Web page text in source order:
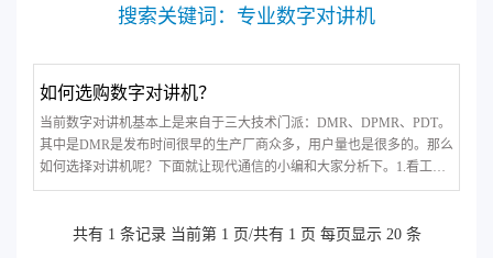
搜索关键词：专业数字对讲机
如何选购数字对讲机？
当前数字对讲机基本上是来自于三大技术门派：DMR、DPMR、PDT。
其中是DMR是发布时间很早的生产厂商众多，用户量也是很多的。那么
如何选择对讲机呢？下面就让现代通信的小编和大家分析下。1.看工艺
对讲机工艺决定质量。对讲机机身使用好材料坚固耐用，具有非常强的
机的老化试验，符合严格的质量标准
共有 1 条记录 当前第 1 页/共有 1 页 每页显示 20 条